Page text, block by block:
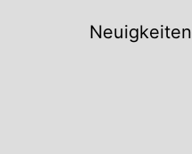
Neuigkeiten